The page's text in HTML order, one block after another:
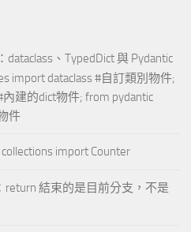
、TypedDict 與 Pydantic
import dataclass #自訂類別物件;
建的dict物件; from pydantic
件
import Counter
return 結束的是目前分支，不是